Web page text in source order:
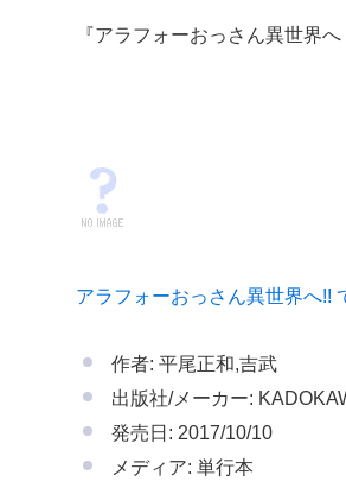
『アラフォーおっさん異世界
アラフォーおっさん異世界へ!!
作者: 平尾正和,吉武
出版社/メーカー:
発売日: 2017/10/10
メディア: 単行本